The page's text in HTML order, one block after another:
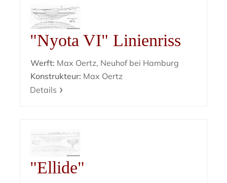
"Nyota VI" Linienriss
Werft: Max Oertz, Neuhof bei Hamburg
Konstrukteur: Max Oertz
Details
"Ellide"